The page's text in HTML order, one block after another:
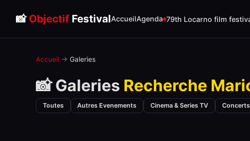
📸 Objectif FestivalAccueilAgenda 79th Locarno film
Accueil → Galeries
📸 Galeries Recherche
Toutes Autres Evenements Cinema & Series TV